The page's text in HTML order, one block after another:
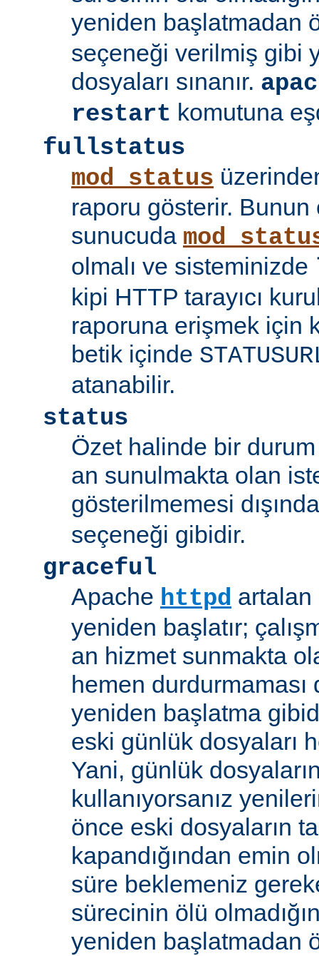
yeniden başlatmadan
seçeneği verilmiş gibi
dosyaları sınanır.
restart komutuna
fullstatus
mod_status
raporu gösterir. Bunun
sunucuda
olmalı ve sisteminizde
kipi HTTP tarayıcı
raporuna erişmek için
betik içinde
atanabilir.
status
Özet halinde bir
an sunulmakta olan
gösterilmemesi
seçeneği gibidir.
graceful
Apache httpd
yeniden başlatır;
an hizmet sunmakta
hemen durdurmaması
yeniden başlatma
eski günlük dosyaları
Yani, günlük
kullanıyorsanız
önce eski dosyaların
kapandığından emin
süre beklemeniz
sürecinin ölü
yeniden başlatmadan